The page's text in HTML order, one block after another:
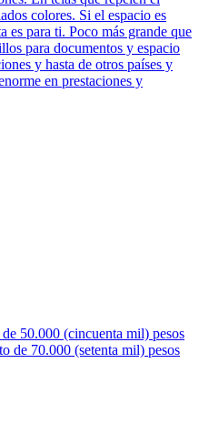
colores. Si el espacio es
es para ti. Poco más grande que
para documentos y espacio
y hasta de otros países y
en prestaciones y
50.000 (cincuenta mil) pesos
de 70.000 (setenta mil) pesos